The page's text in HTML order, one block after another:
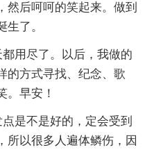
然后呵呵的笑起来。做到
了。
用尽了。以后，我做的
的方式寻找、纪念、歌
。早安！
是不是好的，定会受到
所以很多人遍体鳞伤，因